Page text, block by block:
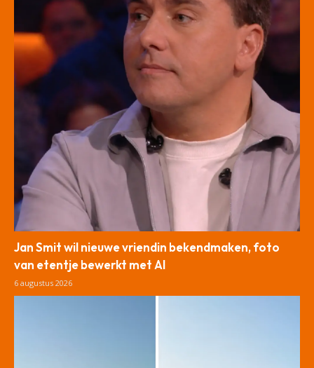
Jan Smit wil nieuwe vriendin bekendmaken, foto
van etentje bewerkt met AI
6 augustus 2026